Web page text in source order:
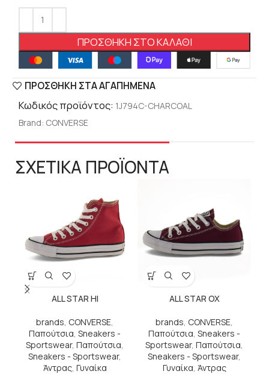
ΠΡΟΣΘΉΚΗ ΣΤΟ ΚΑΛΆΘΙ
ΠΡΟΣΘΉΚΗ ΣΤΑ ΑΓΑΠΗΜΈΝΑ
Κωδικός προϊόντος: 1J794C-CΗΑRCΟΑL
Brand: CONVERSE
ΣΧΕΤΙΚΑ ΠΡΟΪΟΝΤΑ
ALL STAR HI
brands, CONVERSE,
Παπούτσια, Sneakers -
Sportswear, Παπούτσια,
Sneakers - Sportswear,
Άντρας, Γυναίκα
ALL STAR OX
brands, CONVERSE,
Παπούτσια, Sneakers -
Sportswear, Παπούτσια,
Sneakers - Sportswear,
Γυναίκα, Άντρας